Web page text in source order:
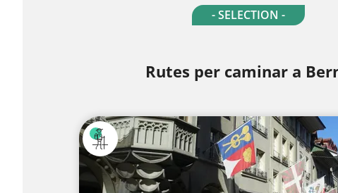
- SELECTION -
Rutes per caminar a